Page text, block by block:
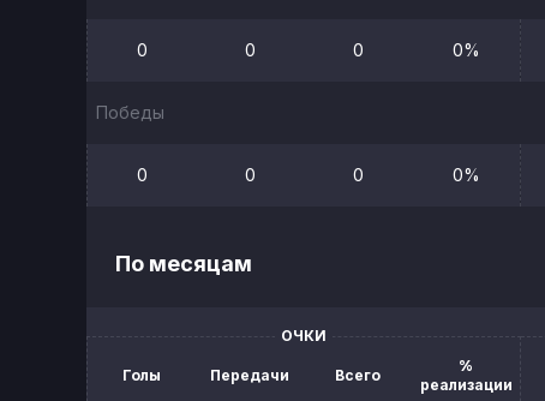
0 0 0 0%
Победы
0 0 0 0%
По месяцам
ОЧКИ
Голы Передачи Всего
%
реализации